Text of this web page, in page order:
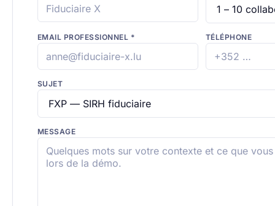
EMAIL PROFESSIONNEL * TÉLÉPHONE
SUJET
MESSAGE